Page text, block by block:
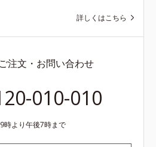
け
詳しくはこちら
注文・お問い合わせ
010-010
時より午後7時まで